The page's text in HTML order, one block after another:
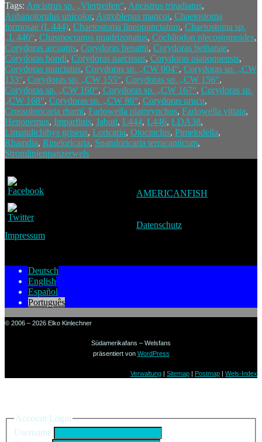
Tags: Ancistrus sp. „Viertreifen“, Ancistrus triradiatus,
Aphanotorulus unicolor, Astroblepus mancoi, Chaetostoma
formosae (L 444), Chaetostoma lineopunctatum, Chaetostoma sp.
„L 446“, Chasmocranus quadrizonatus, Cochliodon plecostomoides,
Corydoras arcuatus, Corydoras benattii, Corydoras bethanae,
Corydoras bondi, Corydoras narcissus, Corydoras oiapoquensis,
Corydoras punctatus, Corydoras sp. „CW 004“, Corydoras sp. „CW
133“, Corydoras sp. „CW 155“, Corydoras sp. „CW 156“,
Corydoras sp. „CW 160“, Corydoras sp. „CW 167“, Corydoras sp.
„CW 168“, Corydoras sp. „CW 86“, Corydoras urucu,
Crossoloricaria rhami, Farlowella platorynchus, Farlowella vittata,
Henonemus, Imparfinis, Jabuti, L444, L446, LDA38,
Limatulichthys griseus, Loricaria, Otocinclus, Pimelodella,
Rhamdia, Rineloricaria, Spatuloricaria terracanticum,
Stromlinienpanzerwels
AMERICANFISH
Datenschutz
Impressum
Deutsch
English
Español
Português
© 2006 – 2026 Elko Kinlechner
Südamerikafans – Welsfans
präsentiert von WordPress
Verwaltung | Sitemap | Postmap | Wels-Index
Account Login
Username